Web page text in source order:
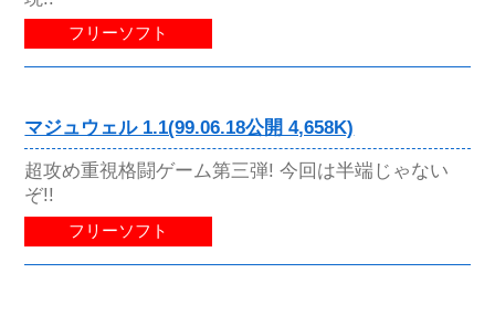
フリーソフト
マジュウェル 1.1(99.06.18公開 4,658K)
超攻め重視格闘ゲーム第三弾! 今回は半端じゃない
ぞ!!
フリーソフト